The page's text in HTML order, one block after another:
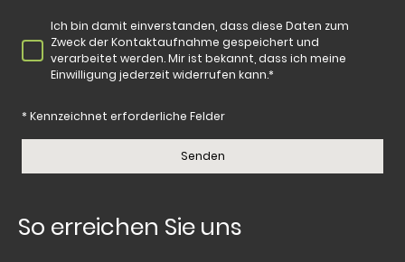
Ich bin damit einverstanden, dass diese Daten zum
Zweck der Kontaktaufnahme gespeichert und
verarbeitet werden. Mir ist bekannt, dass ich meine
Einwilligung jederzeit widerrufen kann.*
* Kennzeichnet erforderliche Felder
Senden
So erreichen Sie uns